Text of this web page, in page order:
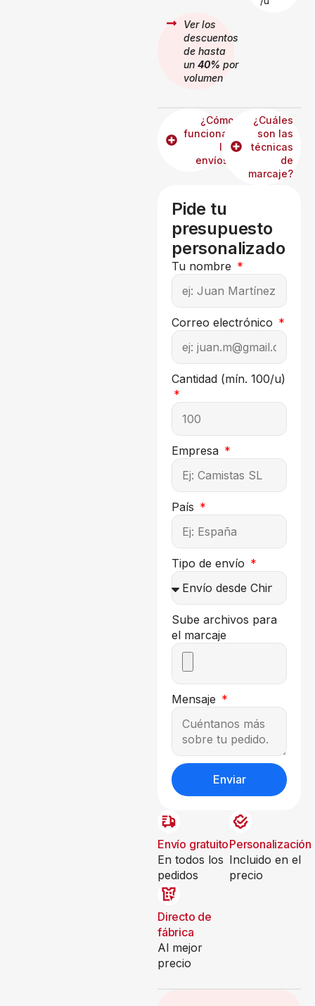
Ver los
descuentos
de hasta
un 40% por
volumen
¿Cómo
funcionan
los
envíos?
¿Cuáles
son las
técnicas
de
marcaje?
Pide tu
presupuesto
personalizado
Tu nombre
Correo electrónico
Cantidad (mín. 100/u)
Empresa
País
Tipo de envío
Sube archivos para
el marcaje
Mensaje
Enviar
Envío gratuito
En todos los
pedidos
Personalización
Incluido en el
precio
Directo de
fábrica
Al mejor
precio